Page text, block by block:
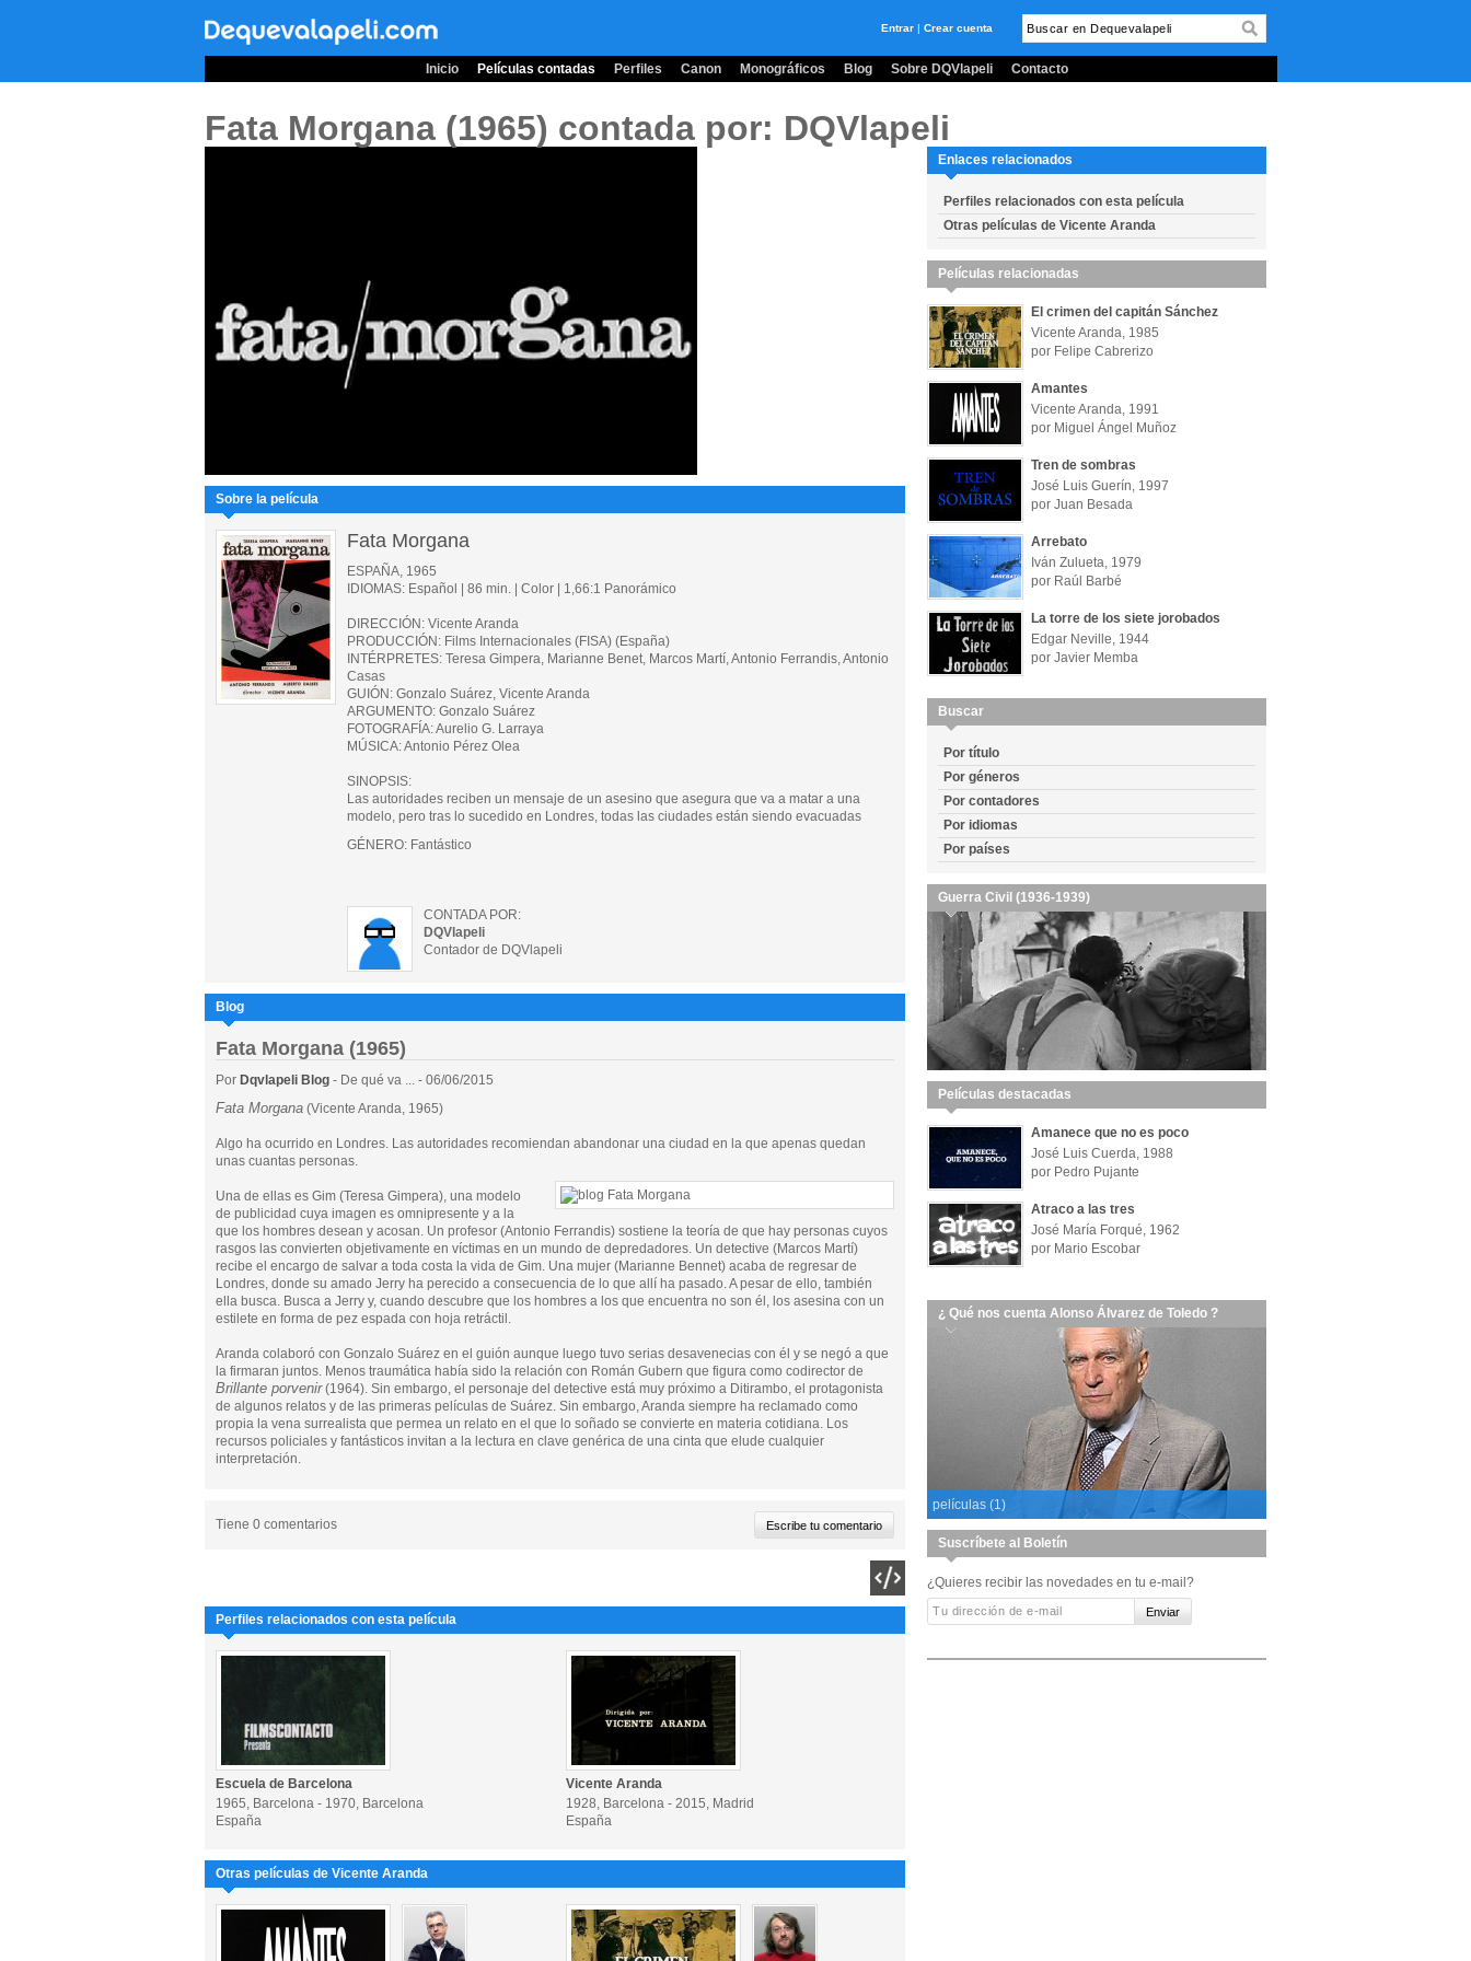
Entrar | Crear cuenta
Inicio Películas contadas Perfiles Canon Monográficos Blog Sobre DQVlapeli Contacto
Fata Morgana (1965) contada por: DQVlapeli
Sobre la película
Fata Morgana
ESPAÑA, 1965
IDIOMAS: Español | 86 min. | Color | 1,66:1 Panorámico
DIRECCIÓN: Vicente Aranda
PRODUCCIÓN: Films Internacionales (FISA) (España)
INTÉRPRETES: Teresa Gimpera, Marianne Benet, Marcos Martí, Antonio Ferrandis, Antonio
Casas
GUIÓN: Gonzalo Suárez, Vicente Aranda
ARGUMENTO: Gonzalo Suárez
FOTOGRAFÍA: Aurelio G. Larraya
MÚSICA: Antonio Pérez Olea
SINOPSIS:
Las autoridades reciben un mensaje de un asesino que asegura que va a matar a una
modelo, pero tras lo sucedido en Londres, todas las ciudades están siendo evacuadas
GÉNERO: Fantástico
CONTADA POR:
DQVlapeli
Contador de DQVlapeli
Blog
Fata Morgana (1965)
Por Dqvlapeli Blog - De qué va ... - 06/06/2015
Fata Morgana (Vicente Aranda, 1965)
Algo ha ocurrido en Londres. Las autoridades recomiendan abandonar una ciudad en la que apenas quedan
unas cuantas personas.
Una de ellas es Gim (Teresa Gimpera), una modelo
de publicidad cuya imagen es omnipresente y a la
que los hombres desean y acosan. Un profesor (Antonio Ferrandis) sostiene la teoría de que hay personas cuyos
rasgos las convierten objetivamente en víctimas en un mundo de depredadores. Un detective (Marcos Martí)
recibe el encargo de salvar a toda costa la vida de Gim. Una mujer (Marianne Bennet) acaba de regresar de
Londres, donde su amado Jerry ha perecido a consecuencia de lo que allí ha pasado. A pesar de ello, también
ella busca. Busca a Jerry y, cuando descubre que los hombres a los que encuentra no son él, los asesina con un
estilete en forma de pez espada con hoja retráctil.
Aranda colaboró con Gonzalo Suárez en el guión aunque luego tuvo serias desavenecias con él y se negó a que
la firmaran juntos. Menos traumática había sido la relación con Román Gubern que figura como codirector de
Brillante porvenir(1964). Sin embargo, el personaje del detective está muy próximo a Ditirambo, el protagonista
de algunos relatos y de las primeras películas de Suárez. Sin embargo, Aranda siempre ha reclamado como
propia la vena surrealista que permea un relato en el que lo soñado se convierte en materia cotidiana. Los
recursos policiales y fantásticos invitan a la lectura en clave genérica de una cinta que elude cualquier
interpretación.
Tiene 0 comentarios
Perfiles relacionados con esta película
Escuela de Barcelona
1965, Barcelona - 1970, Barcelona
España
Vicente Aranda
1928, Barcelona - 2015, Madrid
España
Otras películas de Vicente Aranda
Enlaces relacionados
Perfiles relacionados con esta película
Otras películas de Vicente Aranda
Películas relacionadas
El crimen del capitán Sánchez
Vicente Aranda, 1985
por Felipe Cabrerizo
Amantes
Vicente Aranda, 1991
por Miguel Ángel Muñoz
Tren de sombras
José Luis Guerín, 1997
por Juan Besada
Arrebato
Iván Zulueta, 1979
por Raúl Barbé
La torre de los siete jorobados
Edgar Neville, 1944
por Javier Memba
Buscar
Por título
Por géneros
Por contadores
Por idiomas
Por países
Guerra Civil (1936-1939)
Películas destacadas
Amanece que no es poco
José Luis Cuerda, 1988
por Pedro Pujante
Atraco a las tres
José María Forqué, 1962
por Mario Escobar
¿ Qué nos cuenta Alonso Álvarez de Toledo ?
películas (1)
Suscríbete al Boletín
¿Quieres recibir las novedades en tu e-mail?